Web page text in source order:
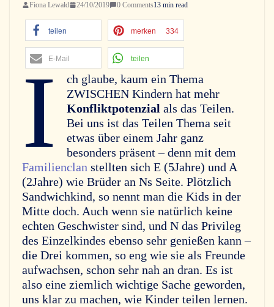
Fiona Lewald 24/10/2019 0 Comments13 min read
teilen merken 334
E-Mail teilen
I
ch glaube, kaum ein Thema
ZWISCHEN Kindern hat mehr
Konfliktpotenzial als das Teilen.
Bei uns ist das Teilen Thema seit
etwas über einem Jahr ganz
besonders präsent – denn mit dem
Familienclan stellten sich E (5Jahre) und A
(2Jahre) wie Brüder an Ns Seite. Plötzlich
Sandwichkind, so nennt man die Kids in der
Mitte doch. Auch wenn sie natürlich keine
echten Geschwister sind, und N das Privileg
des Einzelkindes ebenso sehr genießen kann –
die Drei kommen, so eng wie sie als Freunde
aufwachsen, schon sehr nah an dran. Es ist
also eine ziemlich wichtige Sache geworden,
uns klar zu machen, wie Kinder teilen lernen.